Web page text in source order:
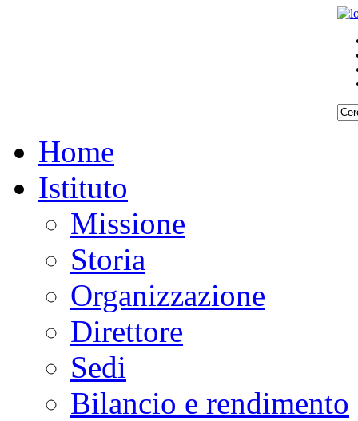
Home
Istituto
Missione
Storia
Organizzazione
Direttore
Sedi
Bilancio e rendimento